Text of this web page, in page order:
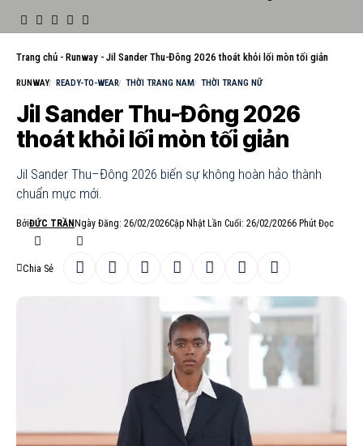
Trang chủ - Runway - Jil Sander Thu-Đông 2026 thoát khỏi lối mòn tối giản
RUNWAY READY-TO-WEAR THỜI TRANG NAM THỜI TRANG NỮ
Jil Sander Thu-Đông 2026
thoát khỏi lối mòn tối giản
Jil Sander Thu–Đông 2026 biến sự không hoàn hảo thành
chuẩn mực mới.
BởiĐỨC TRẦN Ngày Đăng: 26/02/2026Cập Nhật Lần Cuối: 26/02/20266 Phút Đọc
Chia Sẻ